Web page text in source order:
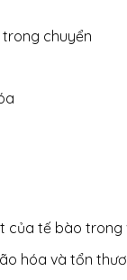
chuyển
của tế bào trong
hóa và tổn